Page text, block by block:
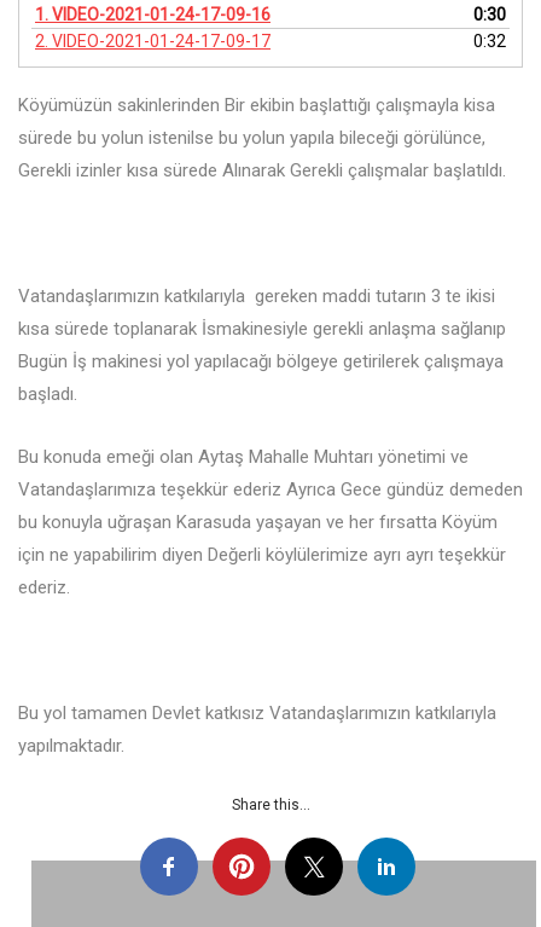
oynatıcı
1.VIDEO-2021-01-24-17-09-16
0:30
2. VIDEO-2021-01-24-17-09-17 0:32
Köyümüzün sakinlerinden Bir ekibin başlattığı çalışmayla kisa
sürede bu yolun istenilse bu yolun yapıla bileceği görülünce,
Gerekli izinler kısa sürede Alınarak Gerekli çalışmalar başlatıldı.
Vatandaşlarımızın katkılarıyla gereken maddi tutarın 3 te ikisi
kısa sürede toplanarak İsmakinesiyle gerekli anlaşma sağlanıp
Bugün İş makinesi yol yapılacağı bölgeye getirilerek çalışmaya
başladı.
Bu konuda emeği olan Aytaş Mahalle Muhtarı yönetimi ve
Vatandaşlarımıza teşekkür ederiz Ayrıca Gece gündüz demeden
bu konuyla uğraşan Karasuda yaşayan ve her fırsatta Köyüm
için ne yapabilirim diyen Değerli köylülerimize ayrı ayrı teşekkür
ederiz.
Bu yol tamamen Devlet katkısız Vatandaşlarımızın katkılarıyla
yapılmaktadır.
Share this...